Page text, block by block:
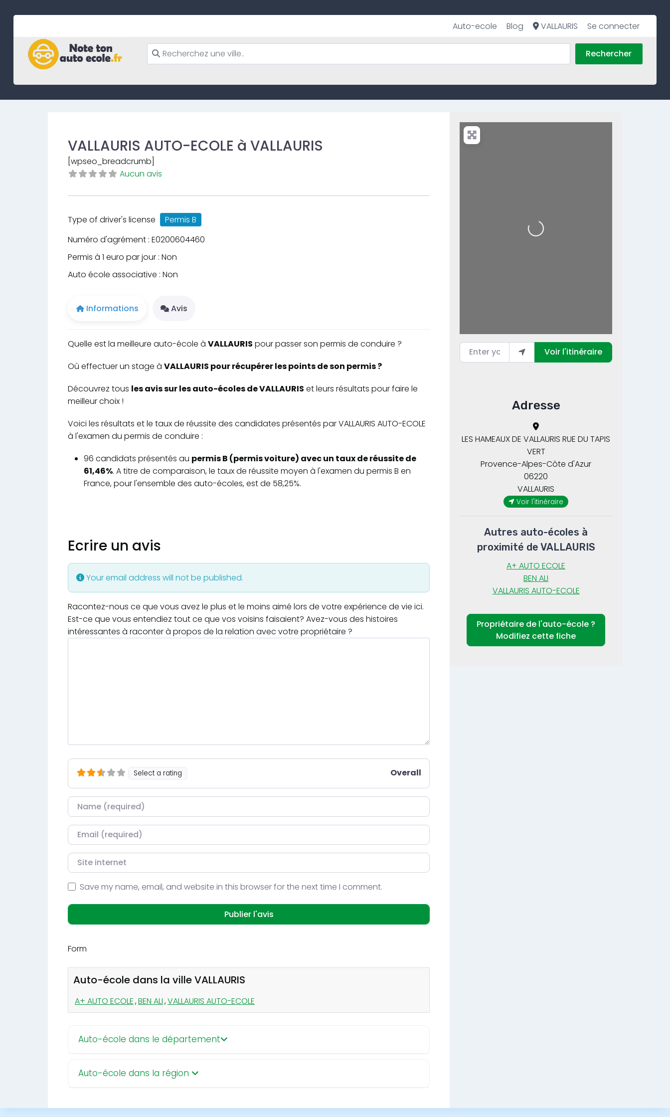
Auto-ecole Blog VALLAURIS Se connecter
Rechercher
VALLAURIS AUTO-ECOLE à VALLAURIS
[wpseo_breadcrumb]
Aucun avis
Type of driver's license
Permis B
Numéro d'agrément : E0200604460
Permis à 1 euro par jour : Non
Auto école associative : Non
Informations Avis
Quelle est la meilleure auto-école à VALLAURIS pour passer son permis de conduire ?
Où effectuer un stage à VALLAURIS pour récupérer les points de son permis ?
Découvrez tous les avis sur les auto-écoles de VALLAURIS et leurs résultats pour faire le
meilleur choix !
Voici les résultats et le taux de réussite des candidates présentés par VALLAURIS AUTO-ECOLE
à l'examen du permis de conduire :
96 candidats présentés au permis B (permis voiture) avec un taux de réussite de
61,46%. A titre de comparaison, le taux de réussite moyen à l'examen du permis B en
France, pour l'ensemble des auto-écoles, est de 58,25%.
Ecrire un avis
Your email address will not be published.
Racontez-nous ce que vous avez le plus et le moins aimé lors de votre expérience de vie ici.
Est-ce que vous entendiez tout ce que vos voisins faisaient? Avez-vous des histoires
intéressantes à raconter à propos de la relation avec votre propriétaire ?
Select a rating Overall
Nom
Courriel
Site internet
Save my name, email, and website in this browser for the next time I comment.
Form
Auto-école dans la ville VALLAURIS
A+ AUTO ECOLE,BEN ALI,VALLAURIS AUTO-ECOLE
Auto-école dans le département
Auto-école dans la région
Loading...
Enter your location
Voir l'itinéraire
Adresse
LES HAMEAUX DE VALLAURIS RUE DU TAPIS
VERT
VALLAURIS
Provence-Alpes-Côte d'Azur
06220
Voir l'itinéraire
Autres auto-écoles à
proximité de VALLAURIS
A+ AUTO ECOLE
BEN ALI
VALLAURIS AUTO-ECOLE
Propriétaire de l'auto-école ?
Modifiez cette fiche